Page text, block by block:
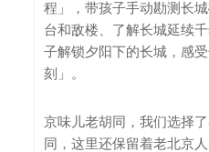
程」，带孩子手动勘测长
台和敌楼、了解长城延续
子解锁夕阳下的长城，感
刻」。
京味儿老胡同，我们选择
同，这里还保留着老北京